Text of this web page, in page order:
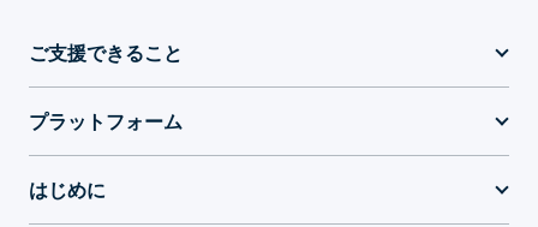
ご支援できること
プラットフォーム
はじめに